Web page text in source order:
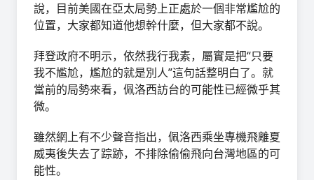
說，目前美國在亞太局勢上正處於一個非常尷尬的
位置，大家都知道他想幹什麼，但大家都不說。
拜登政府不明示，依然我行我素，屬實是把“只要
我不尷尬，尷尬的就是別人”這句話整明白了。就
當前的局勢來看，佩洛西訪台的可能性已經微乎其
微。
雖然網上有不少聲音指出，佩洛西乘坐專機飛離夏
威夷後失去了踪跡，不排除偷偷飛向台灣地區的可
能性。